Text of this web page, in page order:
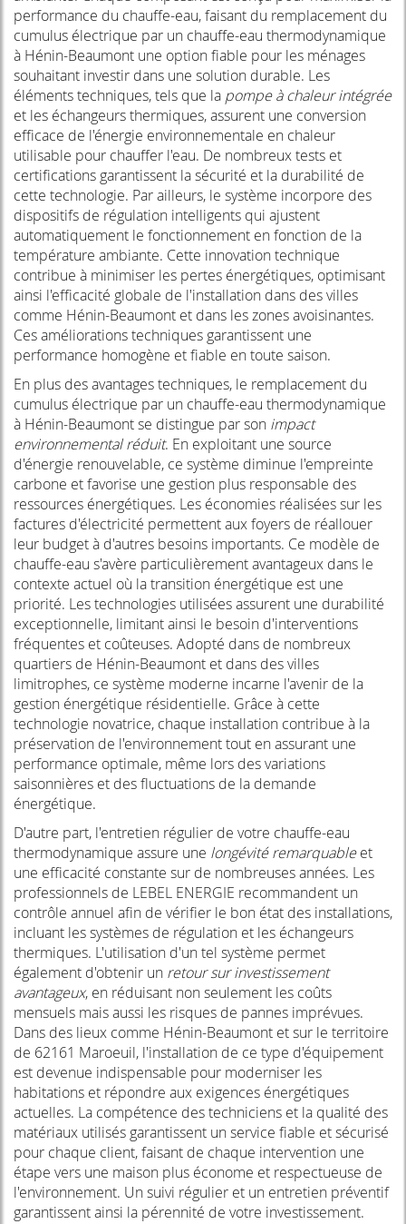
performance du chauffe-eau, faisant du remplacement du
cumulus électrique par un chauffe-eau thermodynamique
à Hénin-Beaumont une option fiable pour les ménages
souhaitant investir dans une solution durable. Les
éléments techniques, tels que la pompe à chaleur intégrée
et les échangeurs thermiques, assurent une conversion
efficace de l'énergie environnementale en chaleur
utilisable pour chauffer l'eau. De nombreux tests et
certifications garantissent la sécurité et la durabilité de
cette technologie. Par ailleurs, le système incorpore des
dispositifs de régulation intelligents qui ajustent
automatiquement le fonctionnement en fonction de la
température ambiante. Cette innovation technique
contribue à minimiser les pertes énergétiques, optimisant
ainsi l'efficacité globale de l'installation dans des villes
comme Hénin-Beaumont et dans les zones avoisinantes.
Ces améliorations techniques garantissent une
performance homogène et fiable en toute saison.
En plus des avantages techniques, le remplacement du
cumulus électrique par un chauffe-eau thermodynamique
à Hénin-Beaumont se distingue par son impact
environnemental réduit. En exploitant une source
d'énergie renouvelable, ce système diminue l'empreinte
carbone et favorise une gestion plus responsable des
ressources énergétiques. Les économies réalisées sur les
factures d'électricité permettent aux foyers de réallouer
leur budget à d'autres besoins importants. Ce modèle de
chauffe-eau s'avère particulièrement avantageux dans le
contexte actuel où la transition énergétique est une
priorité. Les technologies utilisées assurent une durabilité
exceptionnelle, limitant ainsi le besoin d'interventions
fréquentes et coûteuses. Adopté dans de nombreux
quartiers de Hénin-Beaumont et dans des villes
limitrophes, ce système moderne incarne l'avenir de la
gestion énergétique résidentielle. Grâce à cette
technologie novatrice, chaque installation contribue à la
préservation de l'environnement tout en assurant une
performance optimale, même lors des variations
saisonnières et des fluctuations de la demande
énergétique.
D'autre part, l'entretien régulier de votre chauffe-eau
thermodynamique assure une longévité remarquableet
une efficacité constante sur de nombreuses années. Les
professionnels de LEBEL ENERGIE recommandent un
contrôle annuel afin de vérifier le bon état des installations,
incluant les systèmes de régulation et les échangeurs
thermiques. L'utilisation d'un tel système permet
également d'obtenir un retour sur investissement
avantageux, en réduisant non seulement les coûts
mensuels mais aussi les risques de pannes imprévues.
Dans des lieux comme Hénin-Beaumont et sur le territoire
de 62161 Maroeuil, l'installation de ce type d'équipement
est devenue indispensable pour moderniser les
habitations et répondre aux exigences énergétiques
actuelles. La compétence des techniciens et la qualité des
matériaux utilisés garantissent un service fiable et sécurisé
pour chaque client, faisant de chaque intervention une
étape vers une maison plus économe et respectueuse de
l'environnement. Un suivi régulier et un entretien préventif
garantissent ainsi la pérennité de votre investissement.